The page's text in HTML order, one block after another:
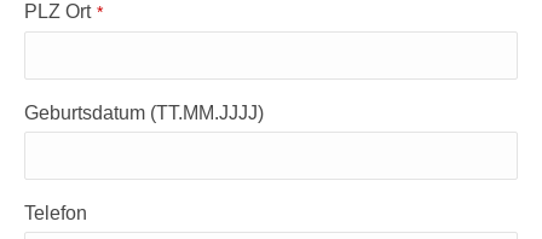
PLZ Ort *
Geburtsdatum (TT.MM.JJJJ)
Telefon